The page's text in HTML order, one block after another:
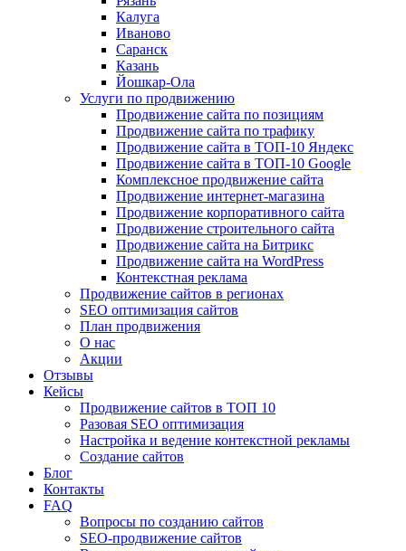
Калуга
Иваново
Саранск
Казань
Йошкар-Ола
Услуги по продвижению
Продвижение сайта по позициям
Продвижение сайта по трафику
Продвижение сайта в ТОП-10 Яндекс
Продвижение сайта в ТОП-10 Google
Комплексное продвижение сайта
Продвижение интернет-магазина
Продвижение корпоративного сайта
Продвижение строительного сайта
Продвижение сайта на Битрикс
Продвижение сайта на WordPress
Контекстная реклама
Продвижение сайтов в регионах
SEO оптимизация сайтов
План продвижения
О нас
Акции
Отзывы
Кейсы
Продвижение сайтов в ТОП 10
Разовая SEO оптимизация
Настройка и ведение контекстной рекламы
Создание сайтов
Блог
Контакты
FAQ
Вопросы по созданию сайтов
SEO-продвижение сайтов